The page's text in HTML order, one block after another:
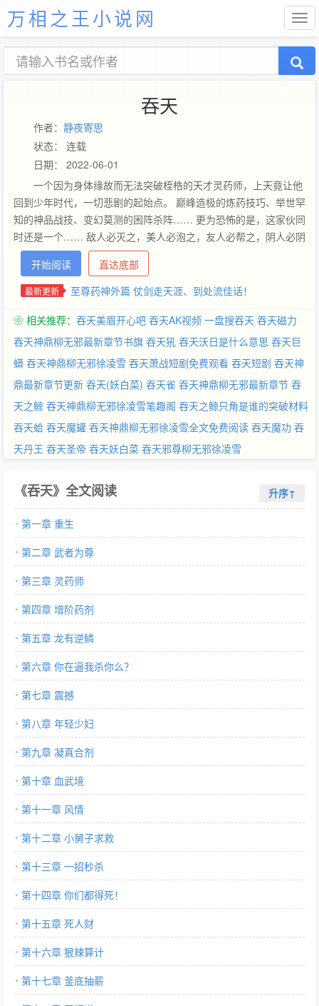
万相之王小说网
吞天
作者： 静夜寄思
状态： 连载
日期： 2022-06-01
一个因为身体缘故而无法突破桎梏的天才灵药师，上天竟让他
回到少年时代，一切悲剧的起始点。 巅峰造极的炼药技巧、举世罕
知的神品战技、变幻莫测的困阵杀阵…… 更为恐怖的是，这家伙同
时还是一个…… 敌人必灭之，美人必泡之，友人必帮之，阴人必阴
之！人不彪悍枉少年！男人，就必须有颗爷们儿的心！ 暴君一怒，
流血千里；药神啸天，万世臣服！ 【本书高级群：174977015，
喜欢本书的读者都可以进来打屁聊天^_^】 【觉得本书字数少的朋
万之作，字数绝对让您过瘾。】
开始阅读 直达底部
最新更新 至尊药神外篇 仗剑走天涯、到处流佳话！
❀ 相关推荐： 吞天美眉开心吧 吞天AK视频 一盘搜吞天 吞天磁力
吞天神鼎柳无邪最新章节书旗 吞天犼 吞天沃日是什么意思 吞天巨
蟒 吞天神鼎柳无邪徐凌雪 吞天萧战短剧免费观看 吞天短剧 吞天神
鼎最新章节更新 吞天(妖白菜) 吞天雀 吞天神鼎柳无邪最新章节 吞
天之鲸 吞天神鼎柳无邪徐凌雪笔趣阁 吞天之鲸只角是谁的突破材料
吞天蛤 吞天魔罐 吞天神鼎柳无邪徐凌雪全文免费阅读 吞天魔功 吞
天丹王 吞天圣帝 吞天妖白菜 吞天邪尊柳无邪徐凌雪
《吞天》全文阅读 升序↑
第一章 重生
第二章 武者为尊
第三章 灵药师
第四章 增阶药剂
第五章 龙有逆鳞
第六章 你在逼我杀你么？
第七章 震撼
第八章 年轻少妇
第九章 凝真合剂
第十章 血武境
第十一章 风情
第十二章 小舅子求救
第十三章 一招秒杀
第十四章 你们都得死！
第十五章 死人财
第十六章 狠辣算计
第十七章 釜底抽薪